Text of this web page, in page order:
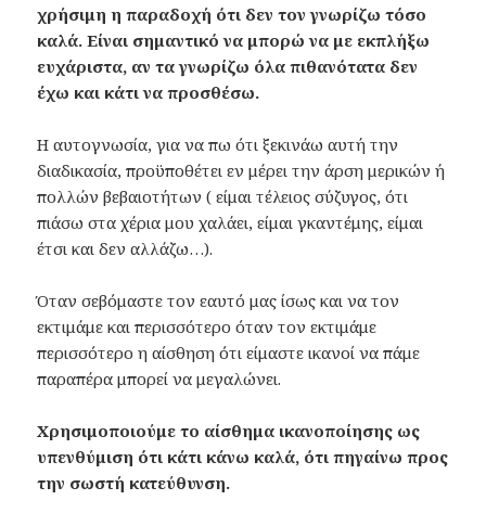
χρήσιμη η παραδοχή ότι δεν τον γνωρίζω τόσο
καλά. Είναι σημαντικό να μπορώ να με εκπλήξω
ευχάριστα, αν τα γνωρίζω όλα πιθανότατα δεν
έχω και κάτι να προσθέσω.
Η αυτογνωσία, για να πω ότι ξεκινάω αυτή την
διαδικασία, προϋποθέτει εν μέρει την άρση μερικών ή
πολλών βεβαιοτήτων ( είμαι τέλειος σύζυγος, ότι
πιάσω στα χέρια μου χαλάει, είμαι γκαντέμης, είμαι
έτσι και δεν αλλάζω…).
Όταν σεβόμαστε τον εαυτό μας ίσως και να τον
εκτιμάμε και περισσότερο όταν τον εκτιμάμε
περισσότερο η αίσθηση ότι είμαστε ικανοί να πάμε
παραπέρα μπορεί να μεγαλώνει.
Χρησιμοποιούμε το αίσθημα ικανοποίησης ως
υπενθύμιση ότι κάτι κάνω καλά, ότι πηγαίνω προς
την σωστή κατεύθυνση.